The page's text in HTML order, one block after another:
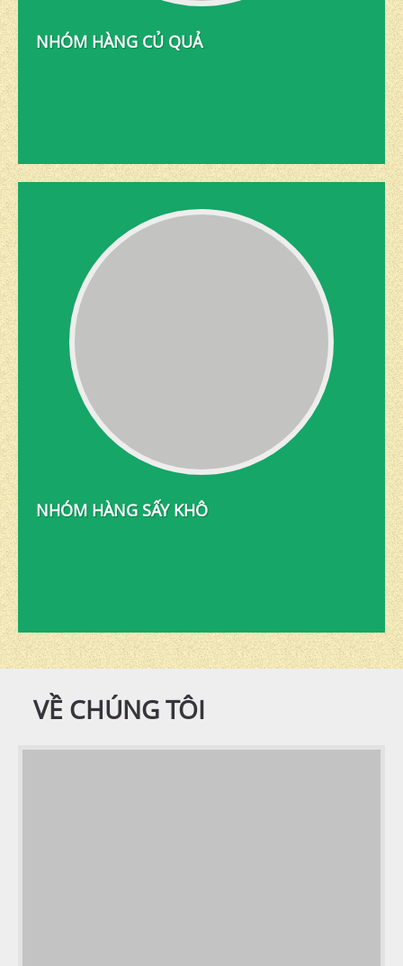
NHÓM HÀNG CỦ QUẢ
NHÓM HÀNG SẤY KHÔ
VỀ CHÚNG TÔI